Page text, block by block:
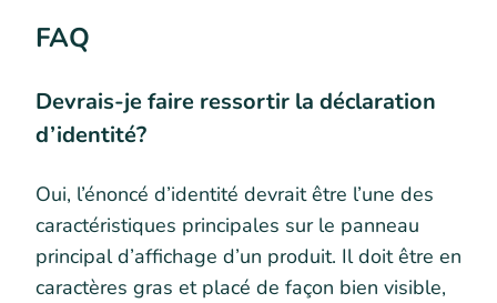
FAQ
Devrais-je faire ressortir la déclaration
d’identité?
Oui, l’énoncé d’identité devrait être l’une des
caractéristiques principales sur le panneau
principal d’affichage d’un produit. Il doit être en
caractères gras et placé de façon bien visible,